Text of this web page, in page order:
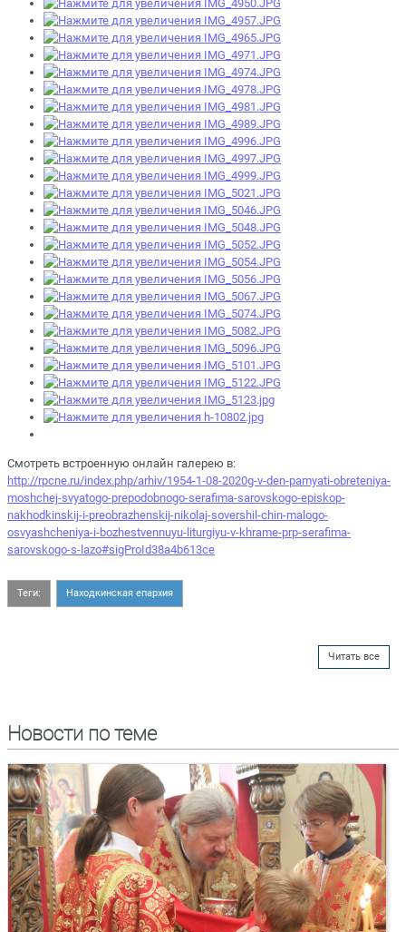
Смотреть встроенную онлайн галерею в:
http://rpcne.ru/index.php/arhiv/1954-1-08-2020g-v-den-pamyati-obreteniya-
moshchej-svyatogo-prepodobnogo-serafima-sarovskogo-episkop-
nakhodkinskij-i-preobrazhenskij-nikolaj-sovershil-chin-malogo-
osvyashcheniya-i-bozhestvennuyu-liturgiyu-v-khrame-prp-serafima-
sarovskogo-s-lazo#sigProId38a4b613ce
Теги: Находкинская епархия
Читать все
Новости по теме